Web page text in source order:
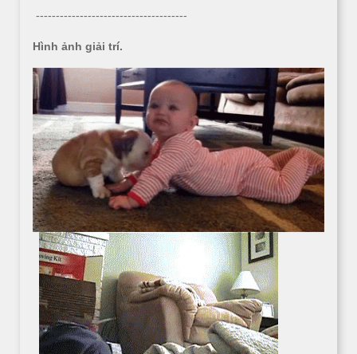
--------------------------------------
Hình ảnh giải trí.